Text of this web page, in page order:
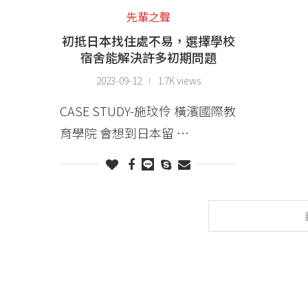
先輩之聲
初抵日本找住處不易，選擇學校
宿舍能解決許多初期問題
2023-09-12 1.7K views
CASE STUDY-施玟伶 橫濱國際教
育學院 會想到日本留 …